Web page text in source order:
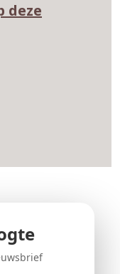
deze